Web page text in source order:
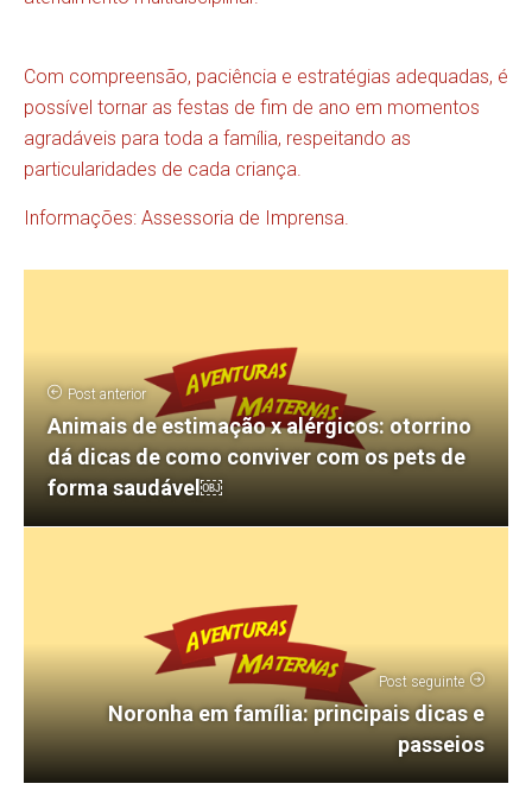
Com compreensão, paciência e estratégias adequadas, é
possível tornar as festas de fim de ano em momentos
agradáveis para toda a família, respeitando as
particularidades de cada criança.
Informações: Assessoria de Imprensa.
Post anterior
Animais de estimação x alérgicos: otorrino
dá dicas de como conviver com os pets de
forma saudável￼
Post seguinte
Noronha em família: principais dicas e
passeios